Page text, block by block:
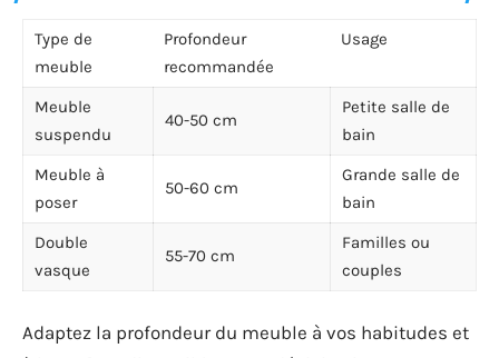
Type de
meuble
Profondeur
recommandée
Usage
Meuble
suspendu
40-50 cm
Petite salle de
bain
Meuble à
poser
50-60 cm
Grande salle de
bain
Double
vasque
55-70 cm
Familles ou
couples
Adaptez la profondeur du meuble à vos habitudes et